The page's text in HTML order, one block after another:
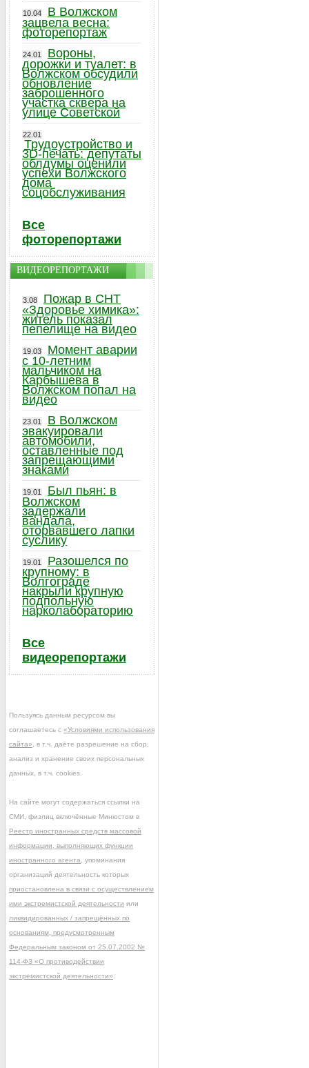
10.04
В Волжском
зацвела весна:
фоторепортаж
24.01
Вороны,
дорожки и туалет: в
Волжском обсудили
обновление
заброшенного
участка сквера на
улице Советской
22.01
Трудоустройство и
3D-печать: депутаты
облдумы оценили
успехи Волжского
дома
соцобслуживания
Все
фоторепортажи
ВИДЕОРЕПОРТАЖИ
3.08
Пожар в СНТ
«Здоровье химика»:
житель показал
пепелище на видео
19.03
Момент аварии
с 10-летним
мальчиком на
Карбышева в
Волжском попал на
видео
23.01
В Волжском
эвакуировали
автомобили,
оставленные под
запрещающими
знаками
19.01
Был пьян: в
Волжском
задержали
вандала,
оторвавшего лапки
суслику
19.01
Разошелся по
крупному: в
Волгограде
накрыли крупную
подпольную
нарколабораторию
Все
видеорепортажи
Пользуясь данным ресурсом вы
соглашаетесь с «Условиями использования
сайта» , в т.ч. даёте разрешение на сбор,
анализ и хранение своих персональных
данных, в т.ч. cookies.
На сайте могут содержаться ссылки на
СМИ, физлиц включённые Минюстом в
Реестр иностранных средств массовой
информации, выполняющих функции
иностранного агента , упоминания
организаций деятельность которых
приостановлена в связи с осуществлением
ими экстремистской деятельности или
ликвидированных / запрещённых по
основаниям, предусмотренным
Федеральным законом от 25.07.2002 №
114-ФЗ «О противодействии
экстремистской деятельности»